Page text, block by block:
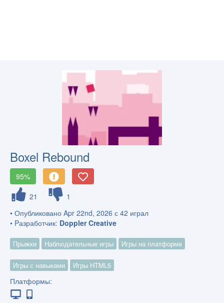
Boxel Rebound
95%
21
1
• Опубликовано Apr 22nd, 2026 с 42 играл
• Pазработчик: Doppler Creative
Прыжки Наблюдательные игры Игры на платформе
Игры с навыками Игры HTML5
Платформы: